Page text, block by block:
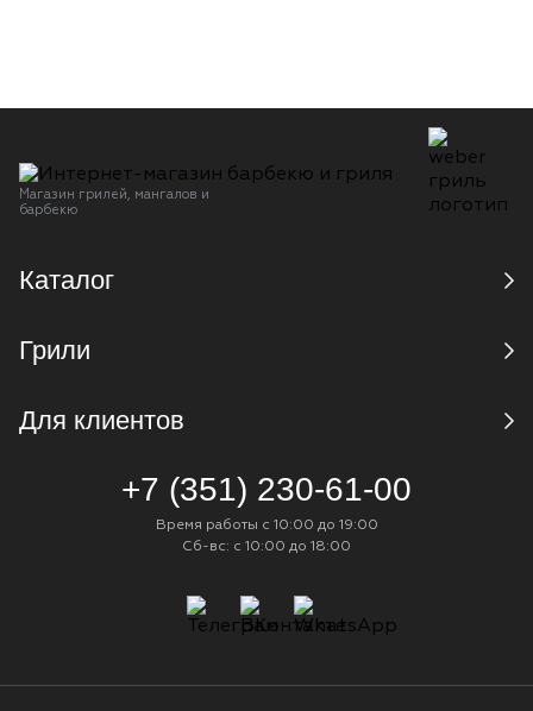
Магазин грилей, мангалов и
барбекю
Каталог
Грили
Для клиентов
+7 (351) 230-61-00
Время работы с 10:00 до 19:00
Сб-вс: с 10:00 до 18:00